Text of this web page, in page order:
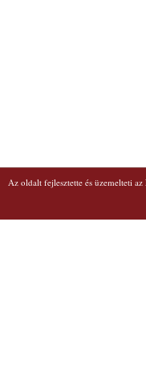
Az oldalt fejlesztette és üzemelteti az